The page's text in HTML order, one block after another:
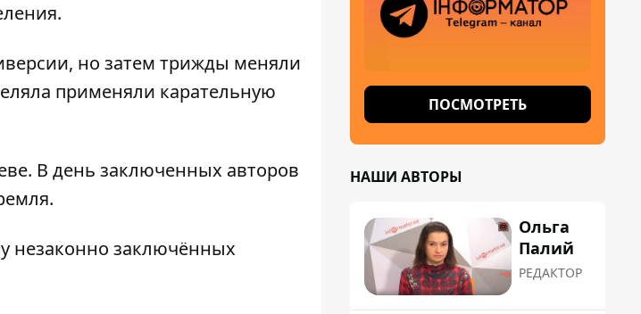
но затем трижды меняли
применяли карательную
В день заключенных авторов
незаконно заключённых
ПОСМОТРЕТЬ
НАШИ АВТОРЫ
Ольга
Палий
РЕДАКТОР